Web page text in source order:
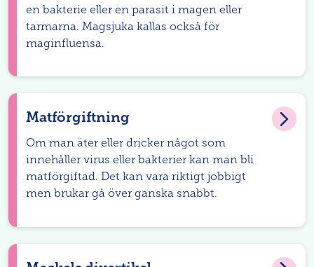
en bakterie eller en parasit i magen eller
tarmarna. Magsjuka kallas också för
maginfluensa.
Matförgiftning
Om man äter eller dricker något som
innehåller virus eller bakterier kan man bli
matförgiftad. Det kan vara riktigt jobbigt
men brukar gå över ganska snabbt.